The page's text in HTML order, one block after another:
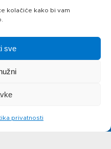
kolačiće kako bi vam
sve
privatnosti